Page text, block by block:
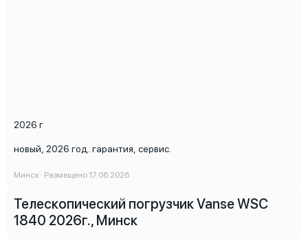
2026 г
новый, 2026 год. гарантия, сервис.
Минск · Размещено 17.06.2026
Телескопический погрузчик Vanse WSC
1840 2026г., Минск